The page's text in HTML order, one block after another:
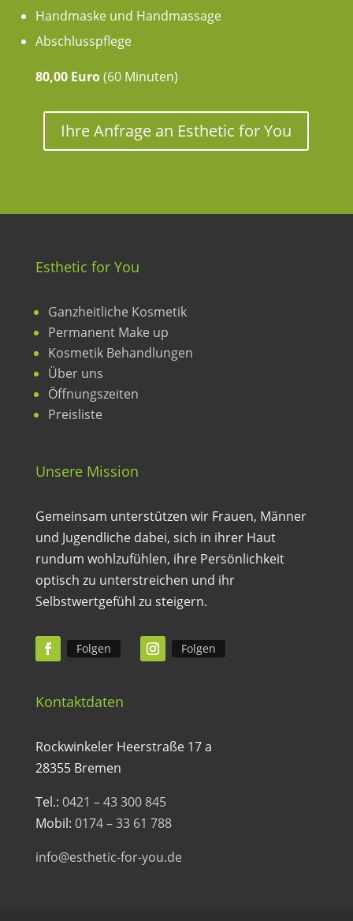
Handmaske und Handmassage
Abschlusspflege
80,00 Euro(60 Minuten)
Ihre Anfrage an Esthetic for You
Esthetic for You
Ganzheitliche Kosmetik
Permanent Make up
Kosmetik Behandlungen
Über uns
Öffnungszeiten
Preisliste
Unsere Mission
Gemeinsam unterstützen wir Frauen, Männer
und Jugendliche dabei, sich in ihrer Haut
rundum wohlzufühlen, ihre Persönlichkeit
optisch zu unterstreichen und ihr
Selbstwertgefühl zu steigern.
Folgen Folgen
Kontaktdaten
Rockwinkeler Heerstraße 17 a
28355 Bremen
Tel.: 0421 – 43 300 845
Mobil: 0174 – 33 61 788
info@esthetic-for-you.de